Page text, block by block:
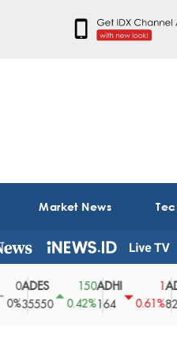
Market News
ADES
35550
0.42%
ADHI
164
0.61%
ADMF
8225